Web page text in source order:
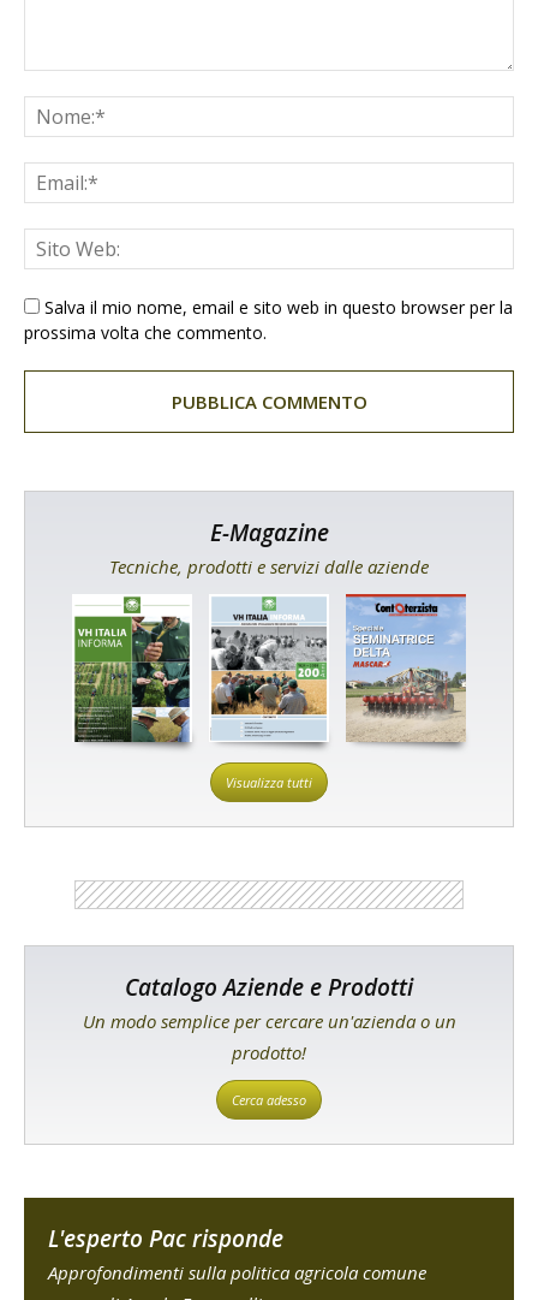
Salva il mio nome, email e sito web in questo browser per la
prossima volta che commento.
E-Magazine
Tecniche, prodotti e servizi dalle aziende
Visualizza tutti
Catalogo Aziende e Prodotti
Un modo semplice per cercare un'azienda o un
prodotto!
Cerca adesso
L'esperto Pac risponde
Approfondimenti sulla politica agricola comune